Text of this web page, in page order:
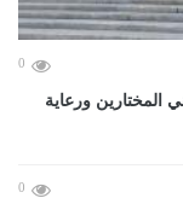
0
المختارين ورعاية
0